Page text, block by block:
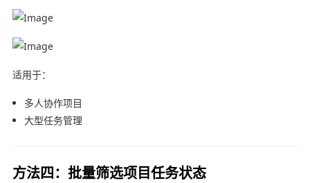
适用于：
多人协作项目
大型任务管理
方法四：批量筛选项目任务状态